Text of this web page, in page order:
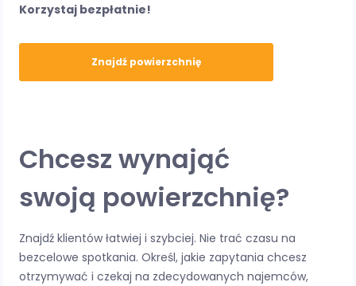
Korzystaj bezpłatnie!
Znajdź powierzchnię
Chcesz wynająć
swoją powierzchnię?
Znajdź klientów łatwiej i szybciej. Nie trać czasu na
bezcelowe spotkania. Określ, jakie zapytania chcesz
otrzymywać i czekaj na zdecydowanych najemców,